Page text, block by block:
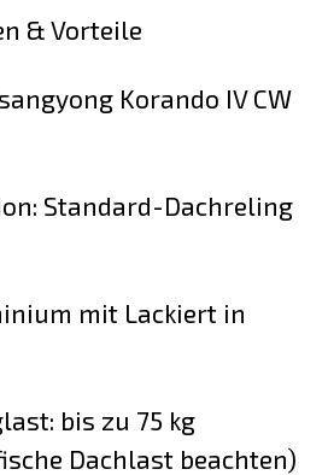
& Vorteile
Korando IV CW
Standard-Dachreling
mit Lackiert in
bis zu 75 kg
Dachlast beachten)